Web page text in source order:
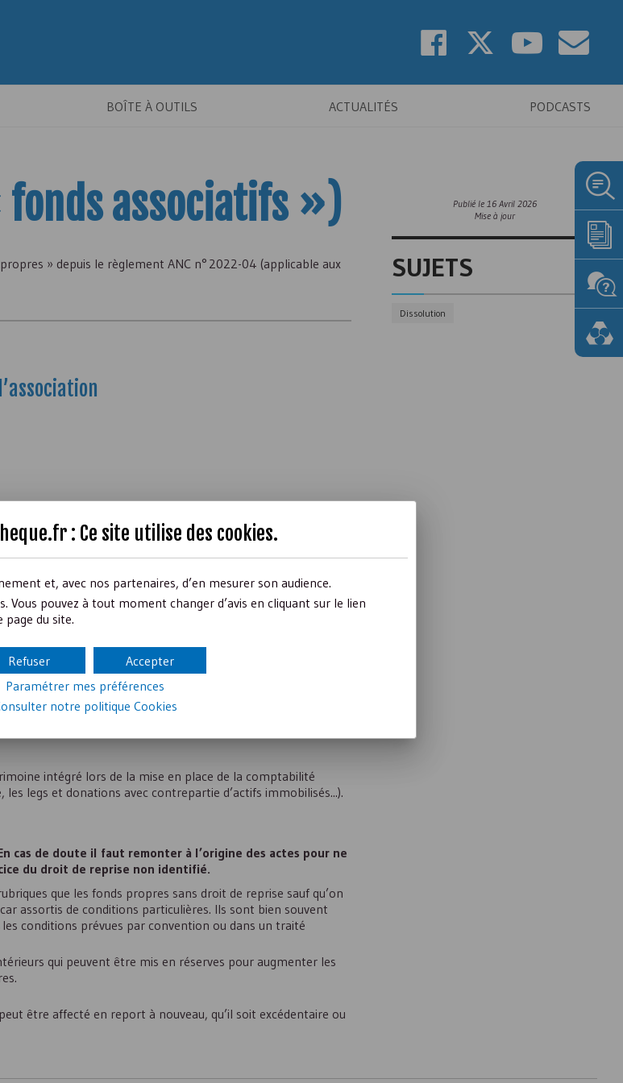
BOÎTE À OUTILS ACTUALITÉS PODCASTS
fonds associatifs »)
» depuis le règlement ANC n° 2022-04 (applicable aux
(sous forme de réserves).
de ces fonds propres. Par exemple, il peut être prévu
de l’association ou lors de la survenance d’évènements
:
intégré lors de la mise en place de la comptabilité
legs et donations avec contrepartie d’actifs immobilisés...).
cas de doute il faut remonter à l’origine des actes pour ne
du droit de reprise non identifié.
que les fonds propres sans droit de reprise sauf qu’on
assortis de conditions particulières. Ils sont bien souvent
conditions prévues par convention ou dans un traité
qui peuvent être mis en réserves pour augmenter les
être affecté en report à nouveau, qu’il soit excédentaire ou
Publié le 16 Avril 2026
Mise à jour
SUJETS
Dissolution
: Ce site utilise des cookies.
et, avec nos partenaires, d’en mesurer son audience.
Vous pouvez à tout moment changer d’avis en cliquant sur le lien
du site.
Accepter
Refuser
Paramétrer mes préférences
notre politique Cookies